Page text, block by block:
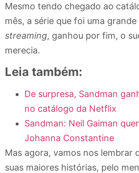
Mesmo tendo chegado ao
mês, a série que foi uma
streaming, ganhou por fim, o
merecia.
Leia também:
De surpresa, Sandman
no catálogo da Netflix
Sandman: Neil Gaiman
Johanna Constantine
Mas agora, vamos nos lembrar
suas maiores histórias, pelo